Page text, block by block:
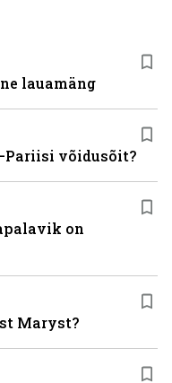
lauamäng
võidusõit?
on
Maryst?